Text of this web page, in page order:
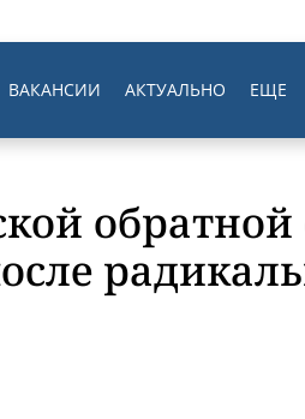
ВАКАНСИИ АКТУАЛЬНО ЕЩЕ
обратной